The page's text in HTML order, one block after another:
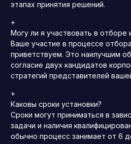
этапах принятия решений.
+
Могу ли я участвовать в отборе
Ваше участие в процессе
приветствуем. Это наилучшим
согласие двух кандидатов
стратегий представителей
+
Каковы сроки установки?
Сроки могут приниматься в
задачи и наличия
обычно процесс занимает от 6